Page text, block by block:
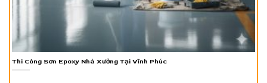
Thi Công Sơn Epoxy Nhà Xưởng Tại Vĩnh Phúc